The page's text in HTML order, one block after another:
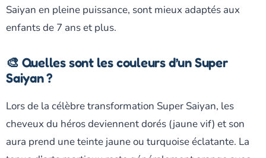
Saiyan en pleine puissance, sont mieux adaptés aux
enfants de 7 ans et plus.
🎨 Quelles sont les couleurs d’un Super
Saiyan ?
Lors de la célèbre transformation Super Saiyan, les
cheveux du héros deviennent dorés (jaune vif) et son
aura prend une teinte jaune ou turquoise éclatante. La